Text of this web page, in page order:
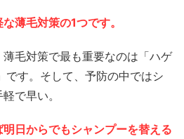
薄毛対策の1つです。
毛対策で最も重要なのは「ハゲ
です。そして、予防の中ではシ
で早い。
日からでもシャンプーを替える